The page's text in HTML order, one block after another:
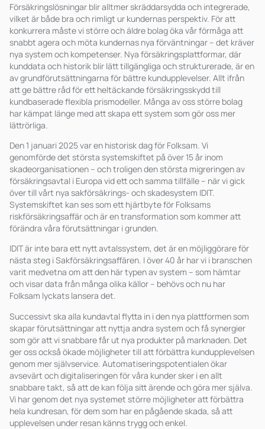
Försäkringslösningar blir alltmer skräddarsydda och integrerade,
vilket är både bra och rimligt ur kundernas perspektiv. För att
konkurrera måste vi större och äldre bolag öka vår förmåga att
snabbt agera och möta kundernas nya förväntningar – det kräver
nya system och kompetenser. Nya försäkringsplattformar, där
kunddata och historik blir lätt tillgängliga och strukturerade, är en
av grundförutsättningarna för bättre kundupplevelser. Allt ifrån
att ge bättre råd för ett heltäckande försäkringsskydd till
kundbaserade flexibla prismodeller. Många av oss större bolag
har kämpat länge med att skapa ett system som gör oss mer
lättrörliga.
Den 1 januari 2025 var en historisk dag för Folksam. Vi
genomförde det största systemskiftet på över 15 år inom
skadeorganisationen – och troligen den största migreringen av
försäkringsavtal i Europa vid ett och samma tillfälle – när vi gick
över till vårt nya sakförsäkrings- och skadesystem IDIT.
Systemskiftet kan ses som ett hjärtbyte för Folksams
riskförsäkringsaffär och är en transformation som kommer att
förändra våra förutsättningar i grunden.
IDIT är inte bara ett nytt avtalssystem, det är en möjliggörare för
nästa steg i Sakförsäkringsaffären. I över 40 år har vi i branschen
varit medvetna om att den här typen av system – som hämtar
och visar data från många olika källor – behövs och nu har
Folksam lyckats lansera det.
Successivt ska alla kundavtal flytta in i den nya plattformen som
skapar förutsättningar att nyttja andra system och få synergier
som gör att vi snabbare får ut nya produkter på marknaden. Det
ger oss också ökade möjligheter till att förbättra kundupplevelsen
genom mer självservice. Automatiseringspotentialen ökar
avsevärt och digitaliseringen för våra kunder sker i en allt
snabbare takt, så att de kan följa sitt ärende och göra mer själva.
Vi har genom det nya systemet större möjligheter att förbättra
hela kundresan, för dem som har en pågående skada, så att
upplevelsen under resan känns trygg och enkel.